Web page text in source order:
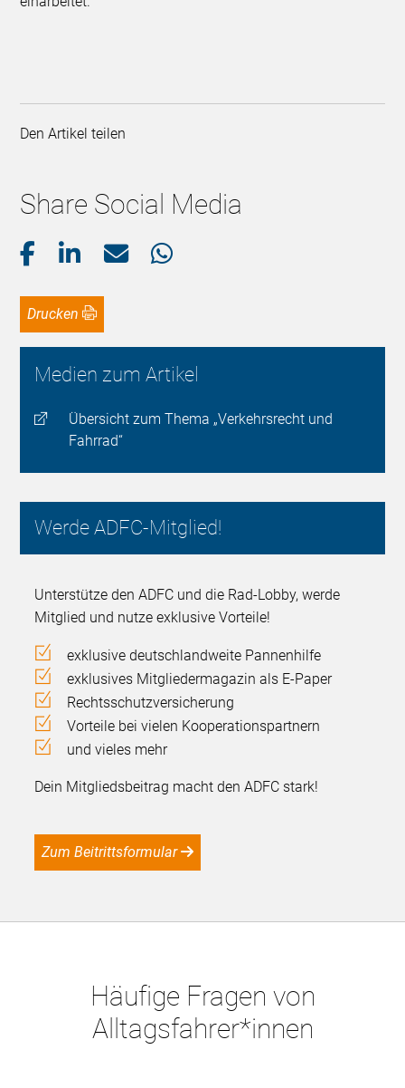
Den Artikel teilen
Share Social Media
Drucken
Medien zum Artikel
Übersicht zum Thema „Verkehrsrecht und
Fahrrad“
Werde ADFC-Mitglied!
Unterstütze den ADFC und die Rad-Lobby, werde
Mitglied und nutze exklusive Vorteile!
exklusive deutschlandweite Pannenhilfe
exklusives Mitgliedermagazin als E-Paper
Rechtsschutzversicherung
Vorteile bei vielen Kooperationspartnern
und vieles mehr
Dein Mitgliedsbeitrag macht den ADFC stark!
Zum Beitrittsformular
Häufige Fragen von
Alltagsfahrer*innen